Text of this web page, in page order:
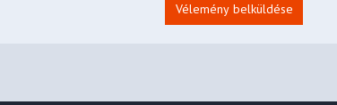
Vélemény belküldése